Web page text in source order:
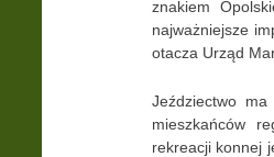
znakiem
najważniejsze
otacza Urząd
Jeździectwo
mieszkańców
rekreacji konnej